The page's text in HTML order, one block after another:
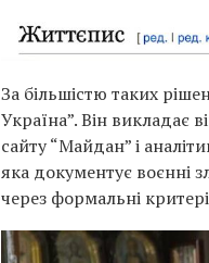
За більшістю таких
Україна”. Він викладає
сайту “Майдан” і
яка документує воєнні
через формальні